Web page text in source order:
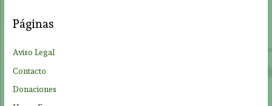
r
:
Páginas
Aviso Legal
Contacto
Donaciones